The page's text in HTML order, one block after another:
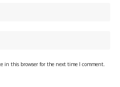
in this browser for the next time I comment.